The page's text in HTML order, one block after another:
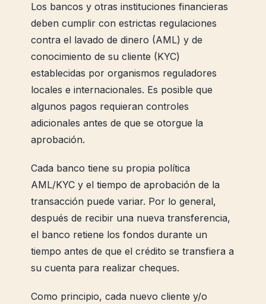
Los bancos y otras instituciones financieras
deben cumplir con estrictas regulaciones
contra el lavado de dinero (AML) y de
conocimiento de su cliente (KYC)
establecidas por organismos reguladores
locales e internacionales. Es posible que
algunos pagos requieran controles
adicionales antes de que se otorgue la
aprobación.
Cada banco tiene su propia política
AML/KYC y el tiempo de aprobación de la
transacción puede variar. Por lo general,
después de recibir una nueva transferencia,
el banco retiene los fondos durante un
tiempo antes de que el crédito se transfiera a
su cuenta para realizar cheques.
Como principio, cada nuevo cliente y/o